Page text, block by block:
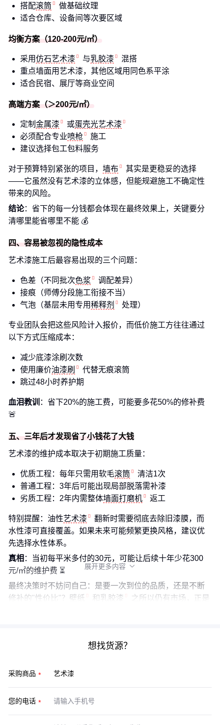
搭配滚筒
做基础纹理
适合仓库、设备间等次要区域
均衡方案（120-200元/㎡）
采用仿石艺术漆 与乳胶漆
混搭
重点墙面用艺术漆，其他区域用同色系平涂
适合民宿、展厅等商业空间
高端方案（＞200元/㎡）
定制 金属漆 或蛋壳光艺术漆
必须配合专业喷枪
施工
建议选择包工包料服务
对于预算特别紧张的项目， 墙布
其实是更稳妥的选择
——它虽然没有艺术漆的立体感，但能规避施工不确定性
带来的风险。
结论：省下的每一分钱都会体现在最终效果上，关键要分
清哪里能省哪里不能 💰
四、容易被忽视的隐性成本
艺术漆施工后最容易出现的三个问题：
色差（不同批次色浆
调配差异）
接痕（师傅分段施工衔接不当）
气泡（基层未用专用稀释剂 处理）
专业团队会把这些风险计入报价，而低价施工方往往通过
以下方式压缩成本：
减少底漆涂刷次数
使用廉价油漆刷
代替无痕滚筒
跳过48小时养护期
血泪教训 ：省下20%的施工费，可能要多花50%的修补费
🚨
五、三年后才发现省了小钱花了大钱
艺术漆的维护成本取决于初期施工质量：
优质工程：每年只需用软毛滚筒
清洁1次
普通工程：3年后可能出现局部脱落需补漆
劣质工程：2年内需整体墙面打磨机 返工
特别提醒：油性艺术漆
翻新时需要彻底去除旧漆膜，而
水性漆可直接覆盖。如果未来可能频繁更换风格，建议优
先选择水性体系。
真相 ：当初每平米多付的30元，可能让后续十年少花300
元/㎡的维护费 ⏳
最终决策时不妨问自己：是要一次到位的品质，还是不断
修补的"性价比"？
壁纸 和 乳胶漆
之所以仍有市场，正是
展开更多内容 
想找货源？
采购商品
您的电话